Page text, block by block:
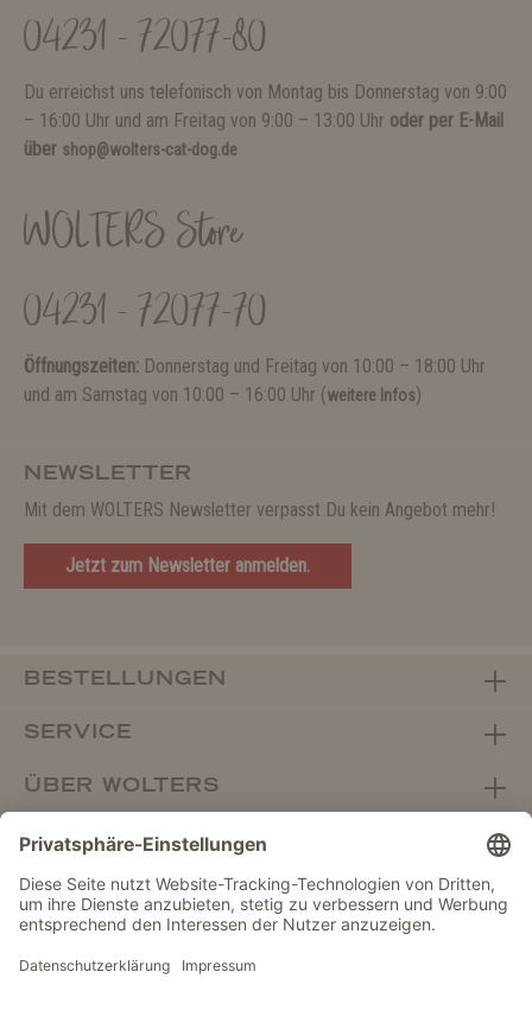
04231 - 72077-80
Du erreichst uns telefonisch von Montag bis Donnerstag von 9:00
– 16:00 Uhr und am Freitag von 9:00 – 13:00 Uhr oder per E-Mail
über shop@wolters-cat-dog.de
WOLTERS Store
04231 - 72077-70
Öffnungszeiten: Donnerstag und Freitag von 10:00 – 18:00 Uhr
und am Samstag von 10:00 – 16:00 Uhr (weitere Infos)
NEWSLETTER
Mit dem WOLTERS Newsletter verpasst Du kein Angebot mehr!
Jetzt zum Newsletter anmelden.
BESTELLUNGEN
SERVICE
ÜBER WOLTERS
FACHHANDEL
Vertrag widerrufen